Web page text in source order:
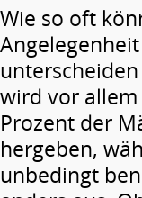
Wie so oft
wird vor
Prozent der
hergeben,
unbedingt